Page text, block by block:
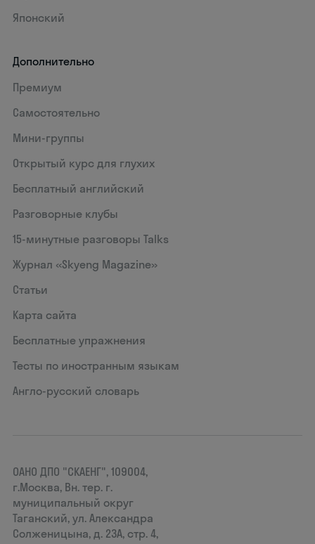
Японский
Дополнительно
Премиум
Самостоятельно
Мини-группы
Открытый курс для глухих
Бесплатный английский
Разговорные клубы
15‑минутные разговоры Talks
Журнал «Skyeng Magazine»
Статьи
Карта сайта
Бесплатные упражнения
Тесты по иностранным языкам
Англо-русский словарь
ОАНО ДПО "СКАЕНГ", 109004,
г.Москва, Вн. тер. г.
муниципальный округ
Таганский, ул. Александра
Солженицына, д. 23А, стр. 4,